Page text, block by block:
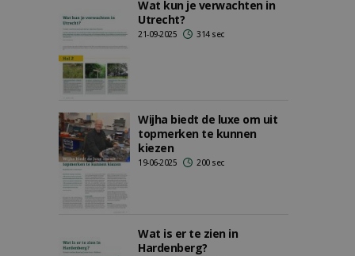
Wat kun je verwachten in
Utrecht?
21-09-2025 314 sec
Wijha biedt de luxe om uit
topmerken te kunnen
kiezen
19-06-2025 200 sec
Wat is er te zien in
Hardenberg?